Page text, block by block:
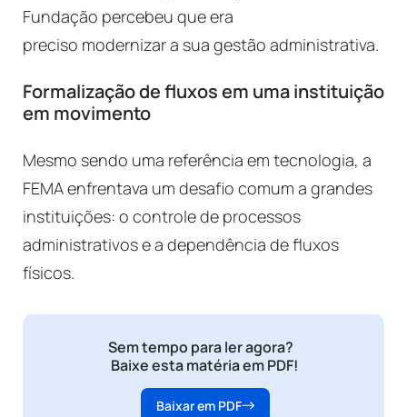
Fundação percebeu que era
preciso modernizar a sua gestão administrativa.
Formalização de fluxos em uma instituição
em movimento
Mesmo sendo uma referência em tecnologia, a
FEMA enfrentava um desafio comum a grandes
instituições: o controle de processos
administrativos e a dependência de fluxos
físicos.
Sem tempo para ler agora?
Baixe esta matéria em PDF!
Baixar em PDF